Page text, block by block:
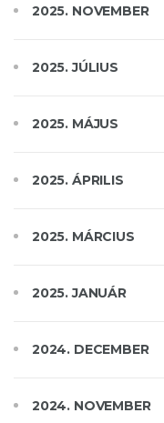
2025. NOVEMBER
2025. JÚLIUS
2025. MÁJUS
2025. ÁPRILIS
2025. MÁRCIUS
2025. JANUÁR
2024. DECEMBER
2024. NOVEMBER